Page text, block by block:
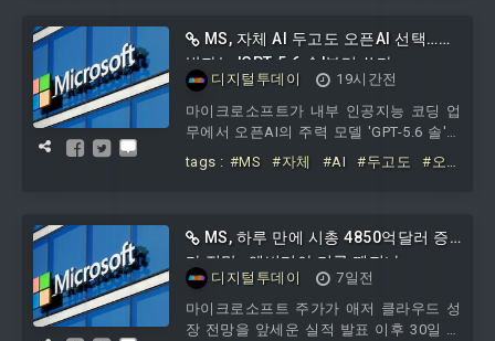
MS, 자체 AI 두고도 오픈AI 선택…개
발자는 'GPT-5.6 솔'부터 쓴다
디지털투데이
19시간전
마이크로소프트가 내부 인공지능 코딩 업
무에서 오픈AI의 주력 모델 'GPT-5.6 솔'을
기본 모델로 사용하도록 개발자 지침을 변
경했다.5일 경제매체 CNBC에 따르면, 이
극 활용하기 위한 목적에서 이뤄졌다.제이
파리크 MS 코어AI 엔지니어링 그룹 수석
부사장은 이번 주 직원 메모를 통해 깃허
브 코파일럿으로 코딩할 때 오픈AI의 GPT-
5.6 솔을 기본 모델로 설정하고
tags : #MS #자체 #AI #두고도
#오픈
MS, 하루 만에 시총 4850억달러 증
가 전망…엔비디아 기록 깨지나
디지털투데이
7일전
마이크로소프트 주가가 애저 클라우드 성
장 전망을 앞세운 실적 발표 이후 30일 급